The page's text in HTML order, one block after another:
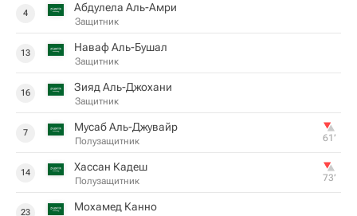
4 Абдулела Аль-Амри
Защитник
13 Наваф Аль-Бушал
Защитник
16 Зияд Аль-Джохани
Защитник
7 Мусаб Аль-Джувайр
Полузащитник 61‎’‎
14 Хассан Кадеш
Полузащитник 73‎’‎
23 Мохамед Канно